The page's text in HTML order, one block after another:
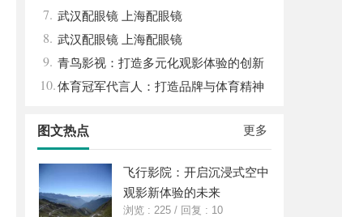
的重要作用与应用
7. 武汉配眼镜 上海配眼镜
8. 武汉配眼镜 上海配眼镜
9. 青鸟影视：打造多元化观影体验的创新
平台
10.体育冠军代言人：打造品牌与体育精神
更多
图文热点
飞行影院：开启沉浸式空中
观影新体验的未来
浏览 : 225 / 回复 : 10